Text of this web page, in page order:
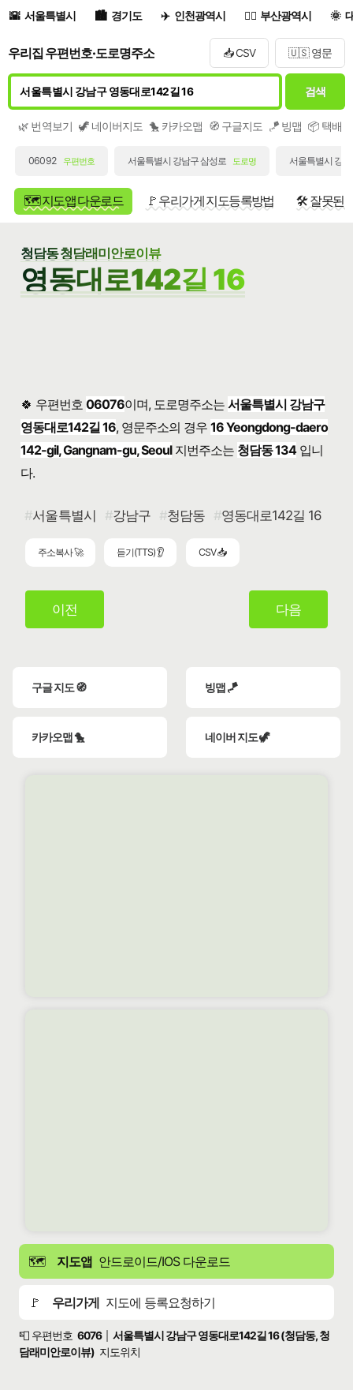
서울특별시 경기도 인천광역시 부산광역시
우리집 우편번호·도로명주소 📥 CSV 🇺🇸 영문
검색
🌿 번역보기 🦖 네이버지도 🐤 카카오맵 🧭 구글지도 🪁 빙맵 📦 택배/
06092 우편번호 서울특별시 강남구 삼성로 도로명 서울특별시 강
🗺️ 지도앱 다운로드 🚩 우리가게 지도등록방법 🛠️ 잘못된
청담동 청담래미안로이뷰
영동대로142길 16
🍀 우편번호 06076이며, 도로명주소는서울특별시 강남구
영동대로142길 16, 영문주소의 경우16 Yeongdong-daero
142-gil, Gangnam-gu, Seoul지번주소는 청담동 134입니
다.
서울특별시 강남구 청담동 영동대로142길 16
주소복사 🚀 듣기(TTS) 👂 CSV 📥
이전 다음
구글 지도 🧭 빙맵 🪁
카카오맵 🐤 네이버 지도 🦖
🗺️ 지도앱 안드로이드/IOS 다운로드
🚩 우리가게 지도에 등록요청하기
📮 우편번호 6076
서울특별시 강남구 영동대로142길 16 (청담동, 청
담래미안로이뷰) 지도위치